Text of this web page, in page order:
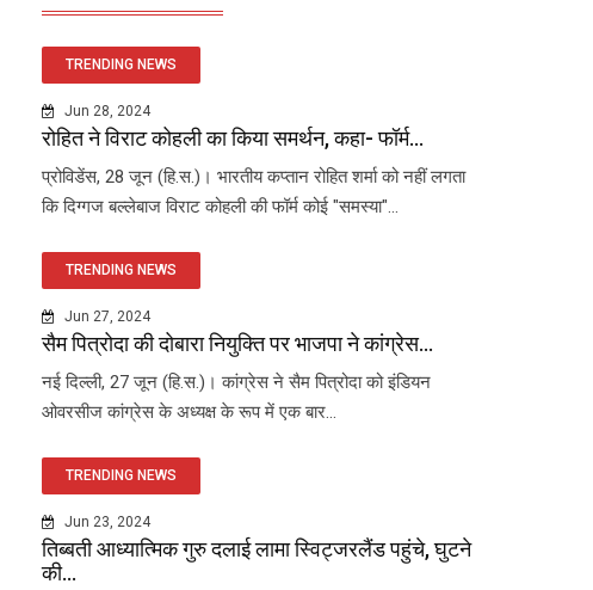
TRENDING NEWS
Jun 28, 2024
रोहित ने विराट कोहली का किया समर्थन, कहा- फॉर्म...
प्रोविडेंस, 28 जून (हि.स.)। भारतीय कप्तान रोहित शर्मा को नहीं लगता
कि दिग्गज बल्लेबाज विराट कोहली की फॉर्म कोई "समस्या"...
TRENDING NEWS
Jun 27, 2024
सैम पित्रोदा की दोबारा नियुक्ति पर भाजपा ने कांग्रेस...
नई दिल्ली, 27 जून (हि.स.)। कांग्रेस ने सैम पित्रोदा को इंडियन
ओवरसीज कांग्रेस के अध्यक्ष के रूप में एक बार...
TRENDING NEWS
Jun 23, 2024
तिब्बती आध्यात्मिक गुरु दलाई लामा स्विट्जरलैंड पहुंचे, घुटने
की...